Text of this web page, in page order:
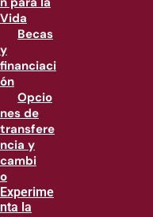
Vida
Becas
y
financiaci
ón
Opcio
nes de
transfere
ncia y
cambi
o
Experime
nta la